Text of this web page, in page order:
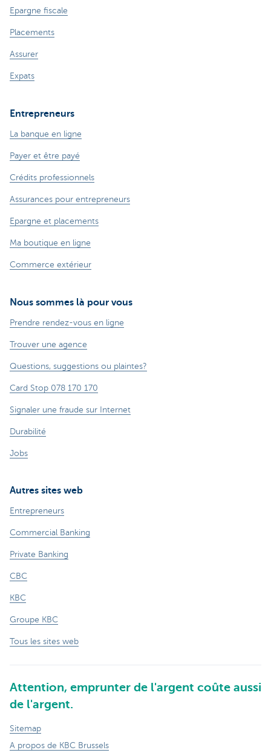
Epargne fiscale
Placements
Assurer
Expats
Entrepreneurs
La banque en ligne
Payer et être payé
Crédits professionnels
Assurances pour entrepreneurs
Epargne et placements
Ma boutique en ligne
Commerce extérieur
Nous sommes là pour vous
Prendre rendez-vous en ligne
Trouver une agence
Questions, suggestions ou plaintes?
Card Stop 078 170 170
Signaler une fraude sur Internet
Durabilité
Jobs
Autres sites web
Entrepreneurs
Commercial Banking
Private Banking
CBC
KBC
Groupe KBC
Tous les sites web
Attention, emprunter de l'argent coûte aussi
de l'argent.
Sitemap
A propos de KBC Brussels